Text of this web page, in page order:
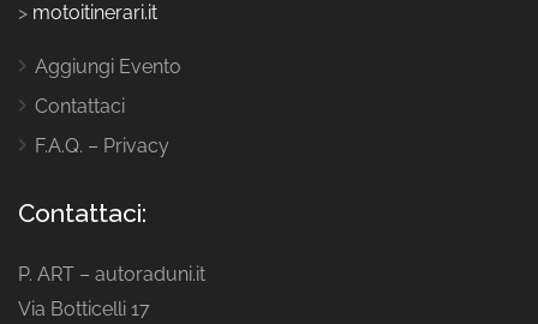
> motoitinerari.it
Aggiungi Evento
Contattaci
F.A.Q. – Privacy
Contattaci:
P. ART – autoraduni.it
Via Botticelli 17